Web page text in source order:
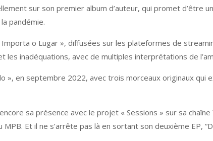
sur son premier album d’auteur, qui promet d’être
pandémie.
o Lugar », diffusées sur les plateformes de
inadéquations, avec de multiples interprétations de
», en septembre 2022, avec trois morceaux originaux qui
sa présence avec le projet « Sessions » sur sa
Et il ne s’arrête pas là en sortant son deuxième EP,